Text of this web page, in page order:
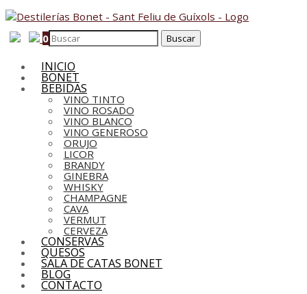
0
INICIO
BONET
BEBIDAS
VINO TINTO
VINO ROSADO
VINO BLANCO
VINO GENEROSO
ORUJO
LICOR
BRANDY
GINEBRA
WHISKY
CHAMPAGNE
CAVA
VERMUT
CERVEZA
CONSERVAS
QUESOS
SALA DE CATAS BONET
BLOG
CONTACTO